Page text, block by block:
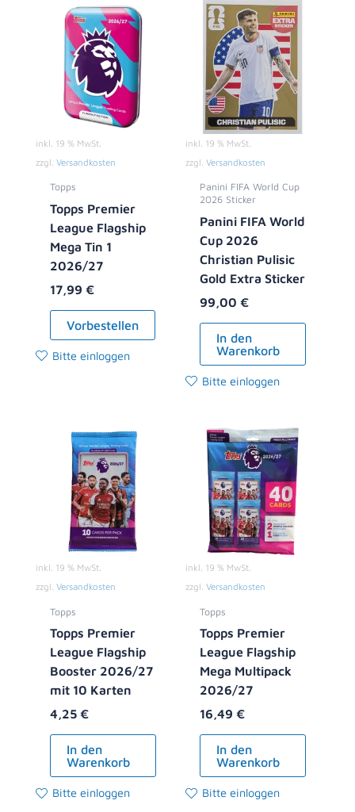
inkl. 19 % MwSt.
zzgl. Versandkosten
Topps
Topps Premier
League Flagship
Mega Tin 1
2026/27
17,99 €
Vorbestellen
Bitte einloggen
inkl. 19 % MwSt.
zzgl. Versandkosten
Panini FIFA World Cup
2026 Sticker
Panini FIFA World
Cup 2026
Christian Pulisic
Gold Extra Sticker
99,00 €
In den
Warenkorb
Bitte einloggen
inkl. 19 % MwSt.
zzgl. Versandkosten
Topps
Topps Premier
League Flagship
Booster 2026/27
mit 10 Karten
4,25 €
In den
Warenkorb
Bitte einloggen
inkl. 19 % MwSt.
zzgl. Versandkosten
Topps
Topps Premier
League Flagship
Mega Multipack
2026/27
16,49 €
In den
Warenkorb
Bitte einloggen